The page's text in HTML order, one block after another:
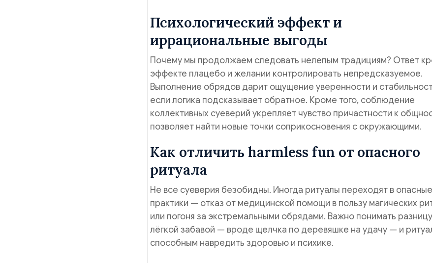
Психологический эффект и
иррациональные выгоды
Почему мы продолжаем следовать нелепым традициям? Ответ
эффекте плацебо и желании контролировать непредсказуемое.
Выполнение обрядов дарит ощущение уверенности и
если логика подсказывает обратное. Кроме того, соблюдение
коллективных суеверий укрепляет чувство причастности к
позволяет найти новые точки соприкосновения с окружающими.
Как отличить harmless fun от опасного
ритуала
Не все суеверия безобидны. Иногда ритуалы переходят в опасные
практики — отказ от медицинской помощи в пользу магических
или погоня за экстремальными обрядами. Важно понимать
лёгкой забавой — вроде щелчка по деревяшке на удачу — и
способным навредить здоровью и психике.